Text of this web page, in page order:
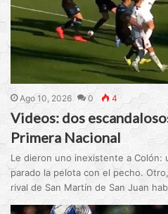
Ago 10, 2026 0 4
Videos: dos
Primera Nacional
Le dieron uno inexistente a Colón:
parado la pelota con el pecho.
rival de San Martín de San Juan